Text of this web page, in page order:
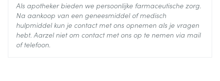
Als apotheker bieden we persoonlijke farmaceutische zorg.
Na aankoop van een geneesmiddel of medisch
hulpmiddel kun je contact met ons opnemen als je vragen
hebt. Aarzel niet om contact met ons op te nemen via mail
of telefoon.